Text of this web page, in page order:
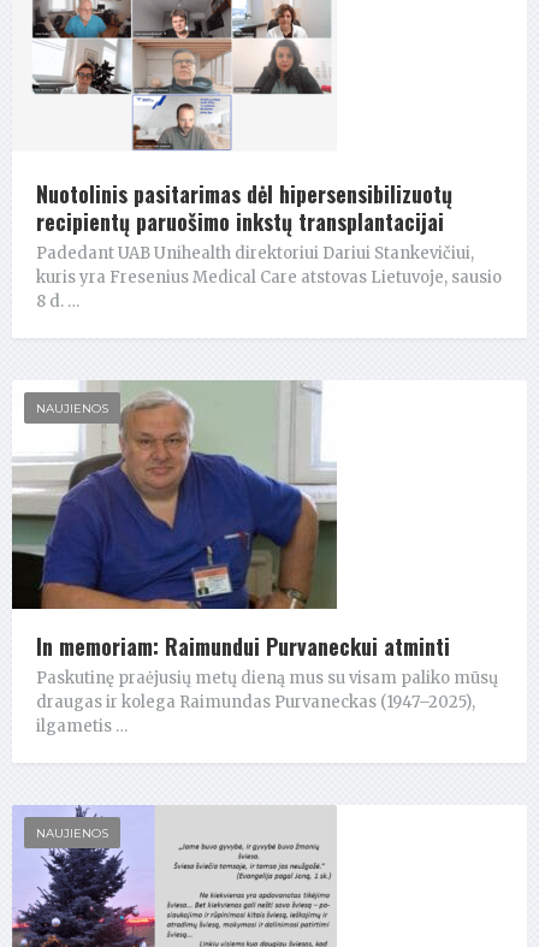
Nuotolinis pasitarimas dėl hipersensibilizuotų
recipientų paruošimo inkstų transplantacijai
Padedant UAB Unihealth direktoriui Dariui Stankevičiui,
kuris yra Fresenius Medical Care atstovas Lietuvoje, sausio
8 d. …
NAUJIENOS
In memoriam: Raimundui Purvaneckui atminti
Paskutinę praėjusių metų dieną mus su visam paliko mūsų
draugas ir kolega Raimundas Purvaneckas (1947–2025),
ilgametis …
NAUJIENOS